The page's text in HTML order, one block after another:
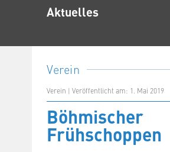
Aktuelles
Verein
Verein | Veröffentlicht am: 1. Mai 2019
Böhmischer
Frühschoppen